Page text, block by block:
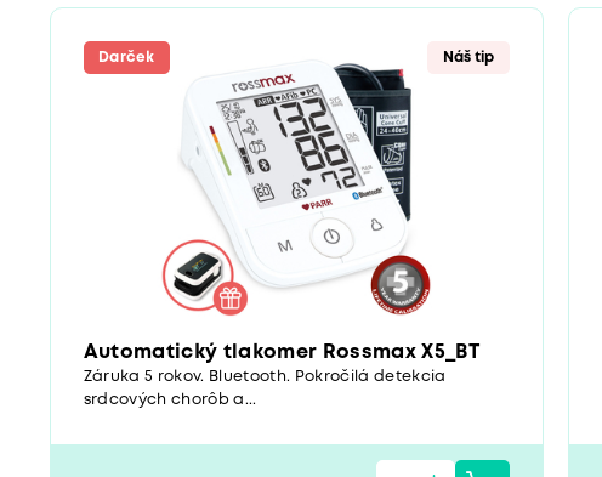
Darček Náš tip
Automatický tlakomer Rossmax X5_BT
Záruka 5 rokov. Bluetooth. Pokročilá detekcia
srdcových chorôb a...